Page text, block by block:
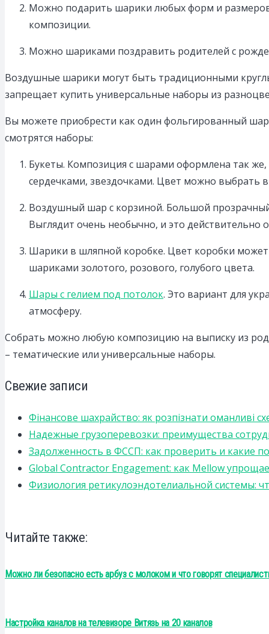
Можно подарить шарики любых форм и
композиции.
Можно шариками поздравить родителей с
Воздушные шарики могут быть традиционными
запрещает купить универсальные наборы из
Вы можете приобрести как один фольгированный
смотрятся наборы:
Букеты. Композиция с шарами оформлена так же,
сердечками, звездочками. Цвет можно выбрать
Воздушный шар с корзиной. Большой
Выглядит очень необычно, и это
Шарики в шляпной коробке. Цвет коробки
шариками золотого, розового, голубого цвета.
Шары с гелием под потолок. Это вариант для
атмосферу.
Собрать можно любую композицию на выписку из
– тематические или универсальные наборы.
Свежие записи
Фінансове шахрайство: як розпізнати оманливі
Надежные грузоперевозки: преимущества
Задолженность в ФССП: как проверить и какие
Global Contractor Engagement: как Mellow
Физиология ретикулоэндотелиальной системы:
Читайте также:
Можно ли безопасно есть арбуз с молоком и что говорят
Настройка каналов на телевизоре Витязь на 20 каналов